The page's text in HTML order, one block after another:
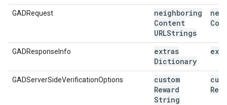
GADRequest
neighboring
Content
URLStrings
GADResponseInfo
extras
Dictionary
GADServerSideVerificationOptions
custom
Reward
String